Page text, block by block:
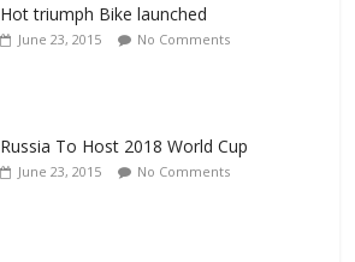
Hot triumph Bike launched
June 23, 2015 No Comments
Russia To Host 2018 World Cup
June 23, 2015 No Comments